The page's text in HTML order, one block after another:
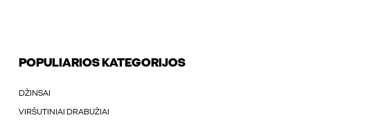
POPULIARIOS KATEGORIJOS
DŽINSAI
VIRŠUTINIAI DRABUŽIAI